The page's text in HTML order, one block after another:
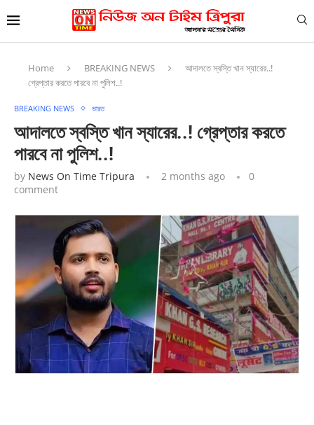
Home BREAKING NEWS
আদালতে স্বস্তি খান স্যারের..!
গ্রেপ্তার করতে পারবে না পুলিশ..!
BREAKING NEWS ভারত
আদালতে স্বস্তি খান স্যারের..! গ্রেপ্তার করতে
পারবে না পুলিশ..!
by News On Time Tripura 2 months ago
0
comment